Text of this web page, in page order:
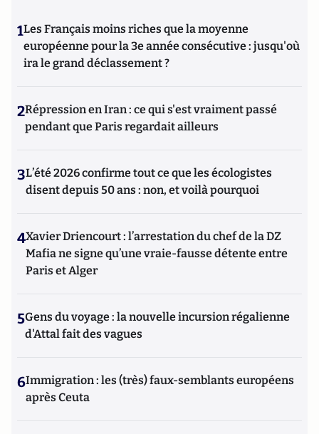
1Les Français moins riches que la moyenne
européenne pour la 3e année consécutive : jusqu'où
ira le grand déclassement ?
2Répression en Iran : ce qui s'est vraiment passé
pendant que Paris regardait ailleurs
3L’été 2026 confirme tout ce que les écologistes
disent depuis 50 ans : non, et voilà pourquoi
4Xavier Driencourt : l’arrestation du chef de la DZ
Mafia ne signe qu’une vraie-fausse détente entre
Paris et Alger
5Gens du voyage : la nouvelle incursion régalienne
d'Attal fait des vagues
6Immigration : les (très) faux-semblants européens
après Ceuta